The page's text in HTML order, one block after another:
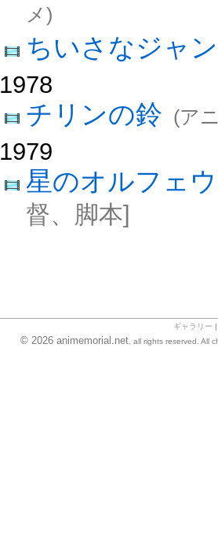
メ)
ちいさなジャ
1978
チリンの鈴 (ア
1979
星のオルフェ
督、脚本]
ギャラリー
© 2026 animemorial.net, all rights reserved. All